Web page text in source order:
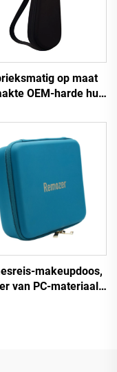
op maat
OEM-harde huls
transportcase
gitaar, viool en
ukulele met rits
makeupdoos,
van PC-materiaal,